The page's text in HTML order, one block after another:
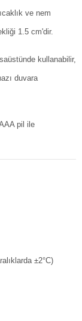
ve nem
1.5 cm'dir.
kullanabilir,
duvara
pil ile
±2°C)